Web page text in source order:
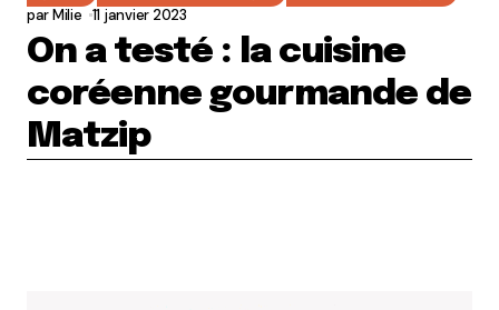
parMilie 11 janvier 2023
On a testé : la cuisine
coréenne gourmande de
Matzip